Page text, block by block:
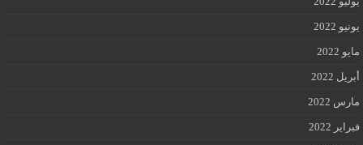
يونيو 2022
مايو 2022
أبريل 2022
مارس 2022
فبراير 2022